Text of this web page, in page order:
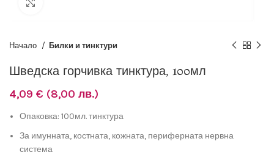
Начало Билки и тинктури
Шведска горчивка тинктура, 100мл
4,09 € (8,00 лв.)
Опаковка: 100мл. тинктура
За имунната, костната, кожната, периферната нервна
система